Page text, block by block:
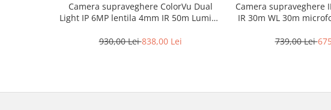
Camera supraveghere ColorVu Dual
Light IP 6MP lentila 4mm IR 50m Lumină
2CD1T67G2H-LIU-4mm
930,00 Lei838,00 Lei
Camera supraveghere
IR 30m WL 30m
739,00 Lei